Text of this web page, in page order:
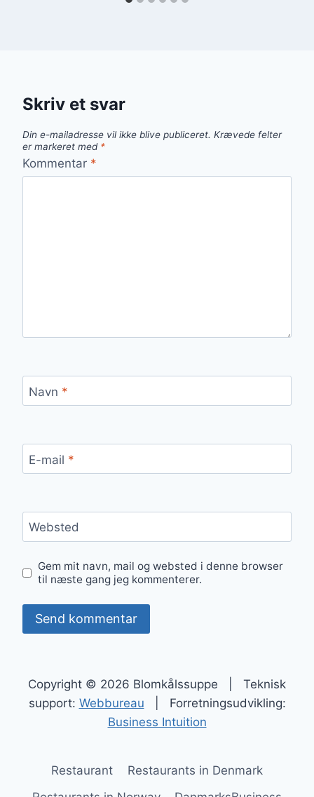
Skriv et svar
Din e-mailadresse vil ikke blive publiceret. Krævede felter
er markeret med *
Kommentar *
Navn *
E-mail *
Websted
Gem mit navn, mail og websted i denne browser
til næste gang jeg kommenterer.
Copyright © 2026 Blomkålssuppe | Teknisk
support: Webbureau | Forretningsudvikling:
Business Intuition
Restaurant
Restaurants in Denmark